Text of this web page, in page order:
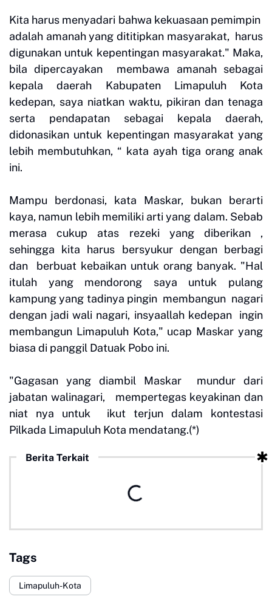
Kita harus menyadari bahwa kekuasaan pemimpin
adalah amanah yang dititipkan masyarakat, harus
digunakan untuk kepentingan masyarakat." Maka,
bila dipercayakan membawa amanah sebagai
kepala daerah Kabupaten Limapuluh Kota
kedepan, saya niatkan waktu, pikiran dan tenaga
serta pendapatan sebagai kepala daerah,
didonasikan untuk kepentingan masyarakat yang
lebih membutuhkan, “ kata ayah tiga orang anak
ini.
Mampu berdonasi, kata Maskar, bukan berarti
kaya, namun lebih memiliki arti yang dalam. Sebab
merasa cukup atas rezeki yang diberikan ,
sehingga kita harus bersyukur dengan berbagi
dan berbuat kebaikan untuk orang banyak. "Hal
itulah yang mendorong saya untuk pulang
kampung yang tadinya pingin membangun nagari
dengan jadi wali nagari, insyaallah kedepan ingin
membangun Limapuluh Kota," ucap Maskar yang
biasa di panggil Datuak Pobo ini.
"Gagasan yang diambil Maskar mundur dari
jabatan walinagari, mempertegas keyakinan dan
niat nya untuk ikut terjun dalam kontestasi
Pilkada Limapuluh Kota mendatang.(*)
Berita Terkait
Tags
Limapuluh-Kota